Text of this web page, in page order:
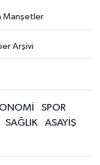
Manşetler
Arşivi
SPOR
SAĞLIK
ASAYİŞ